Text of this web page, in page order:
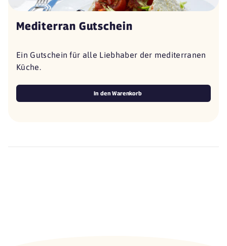
Mediterran Gutschein
Ein Gutschein für alle Liebhaber der mediterranen
Küche.
In den Warenkorb